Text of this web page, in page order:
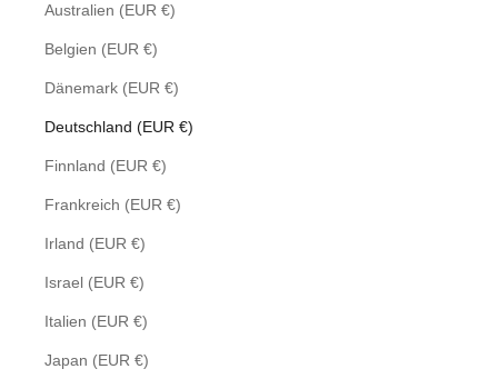
Australien (EUR €)
Belgien (EUR €)
Dänemark (EUR €)
Deutschland (EUR €)
Finnland (EUR €)
Frankreich (EUR €)
Irland (EUR €)
Israel (EUR €)
Italien (EUR €)
Japan (EUR €)